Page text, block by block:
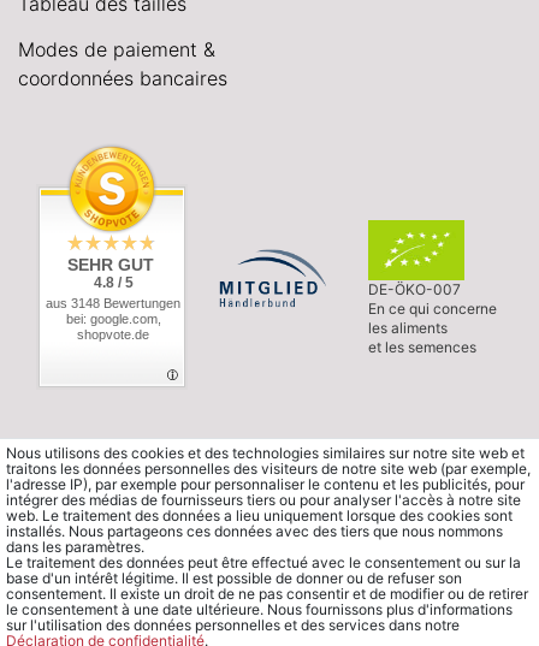
Modes de paiement &
coordonnées bancaires
SEHR GUT
4.8 / 5
aus 3148 Bewertungen
bei: google.com,
shopvote.de
DE-ÖKO-007
En ce qui concerne
les aliments
et les semences
Nous utilisons des cookies et des technologies similaires sur notre site web et
traitons les données personnelles des visiteurs de notre site web (par exemple,
l'adresse IP), par exemple pour personnaliser le contenu et les publicités, pour
intégrer des médias de fournisseurs tiers ou pour analyser l'accès à notre site
web. Le traitement des données a lieu uniquement lorsque des cookies sont
installés. Nous partageons ces données avec des tiers que nous nommons
dans les paramètres.
Le traitement des données peut être effectué avec le consentement ou sur la
base d'un intérêt légitime. Il est possible de donner ou de refuser son
consentement. Il existe un droit de ne pas consentir et de modifier ou de retirer
le consentement à une date ultérieure. Nous fournissons plus d'informations
sur l'utilisation des données personnelles et des services dans notre
Déclaration de confidentialité.